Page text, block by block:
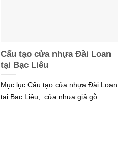
Cấu tạo cửa nhựa Đài Loan
tại Bạc Liêu
Mục lục Cấu tạo cửa nhựa Đài Loan
tại Bạc Liêu, cửa nhựa giả gỗ